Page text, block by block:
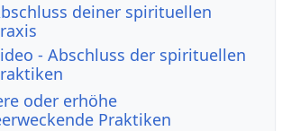
deiner spirituellen
- Abschluss der spirituellen
oder erhöhe
Praktiken